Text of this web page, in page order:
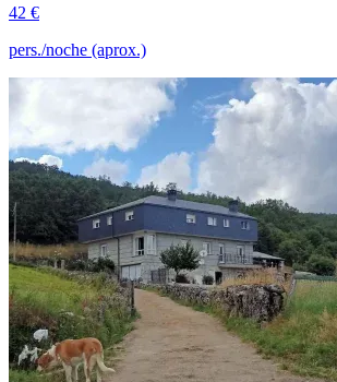
42 €
pers./noche (aprox.)